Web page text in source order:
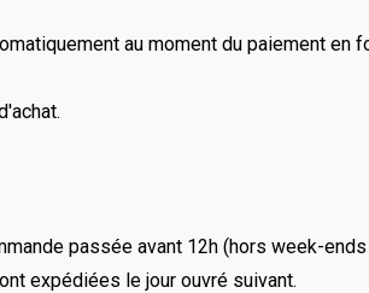
au moment du paiement en
passée avant 12h (hors week-
expédiées le jour ouvré suivant.